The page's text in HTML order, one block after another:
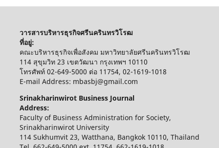
วารสารบริหารธุรกิจศรีนครินทรวิโรฒ
ที่อยู่:
คณะบริหารธุรกิจเพื่อสังคม มหาวิทยาลัยศรีนครินทรวิโรฒ
114 สุขุมวิท 23 เขตวัฒนา กรุงเทพฯ 10110
โทรศัพท์ 02-649-5000 ต่อ 11754, 02-1619-1018
E-mail Address: mbasbj@gmail.com
Srinakharinwirot Business Journal
Address:
Faculty of Business Administration for Society,
Srinakharinwirot University
114 Sukhumvit 23, Watthana, Bangkok 10110, Thailand